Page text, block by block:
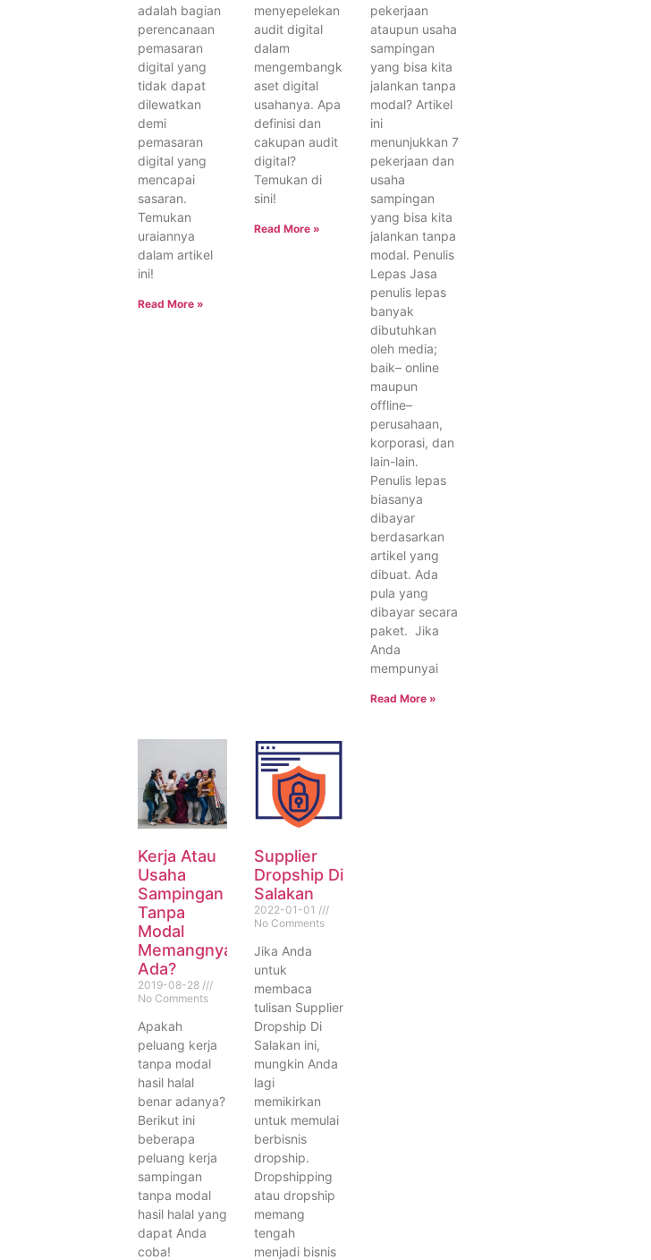
adalah bagian
perencanaan
pemasaran
digital yang
tidak dapat
dilewatkan
demi
pemasaran
digital yang
mencapai
sasaran.
Temukan
uraiannya
dalam artikel
ini!
Read More »
menyepelekan
audit digital
dalam
mengembangkan
aset digital
usahanya. Apa
definisi dan
cakupan audit
digital?
Temukan di
sini!
Read More »
pekerjaan
ataupun usaha
sampingan
yang bisa kita
jalankan tanpa
modal? Artikel
ini
menunjukkan 7
pekerjaan dan
usaha
sampingan
yang bisa kita
jalankan tanpa
modal. Penulis
Lepas Jasa
penulis lepas
banyak
dibutuhkan
oleh media;
baik– online
maupun
offline–
perusahaan,
korporasi, dan
lain-lain.
Penulis lepas
biasanya
dibayar
berdasarkan
artikel yang
dibuat. Ada
pula yang
dibayar secara
paket. Jika
Anda
mempunyai
Read More »
Kerja Atau
Usaha
Sampingan
Tanpa
Modal
Memangnya
Ada?
2019-08-28
No Comments
Apakah
peluang kerja
tanpa modal
hasil halal
benar adanya?
Berikut ini
beberapa
peluang kerja
sampingan
tanpa modal
hasil halal yang
dapat Anda
coba!
Supplier
Dropship Di
Salakan
2022-01-01
No Comments
Jika Anda
untuk
membaca
tulisan Supplier
Dropship Di
Salakan ini,
mungkin Anda
lagi
memikirkan
untuk memulai
berbisnis
dropship.
Dropshipping
atau dropship
memang
tengah
menjadi bisnis